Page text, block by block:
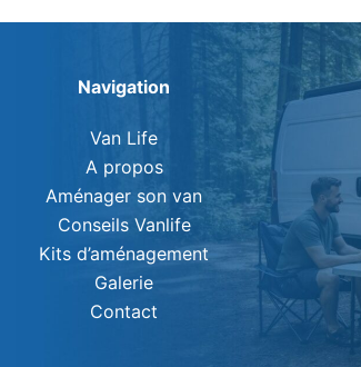
Navigation
Van Life
A propos
Aménager son van
Conseils Vanlife
Kits d’aménagement
Galerie
Contact